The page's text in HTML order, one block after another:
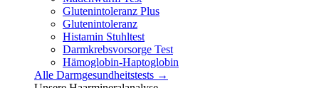
Glutenintoleranz Plus
Glutenintoleranz
Histamin Stuhltest
Darmkrebsvorsorge Test
Hämoglobin-Haptoglobin
Alle Darmgesundheitstests →